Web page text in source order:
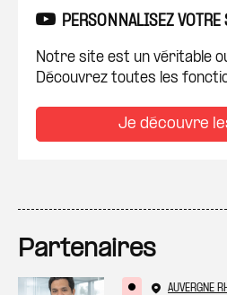
PERSONNALISEZ VOTRE
Notre site est un véritable
Découvrez toutes les
Je découvre
Partenaires
AUVERGNE